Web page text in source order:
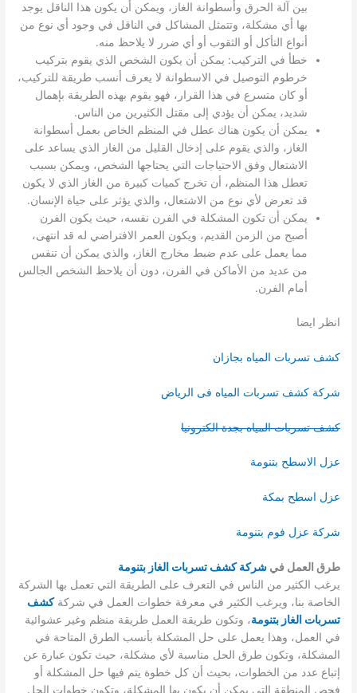
بين آلة الحرق وأسطوانة الغاز، ويمكن أن يكون هذا الناقل يوجد
بها أي مشكلة، وتتمثل المشاكل في الناقل في وجود أي نوع من
أنواع التأكل أو الثقوب أو أي ضرر لا يلاحظ منه.
خطأ في التركيب: يمكن أن يكون الشخص الذي يقوم بتركيب
خرطوم التوصيل في الاسطوانة لا يعرف أنسب طريقة للتركيب،
أو كان متسرع في هذا القرار، فهو يقوم بهذه الطريقة بإهمال
شديد، يمكن أن يؤدي إلى مقتل الكثيرين من الناس.
يمكن أن يكون هناك عطل في المنظم الخاص بعمل أسطوانة
الغاز، والذي يقوم على إدخال القليل من الغاز الذي يساعد على
الاشتعال وفق الاحتياجات التي يحتاجها الشخص، ويمكن بسبب
تعطل هذا المنظم، أن تخرج كميات كبيرة من الغاز الذي لا يكون
قد تعرض لأي نوع من الاشتعال، والذي يؤثر على حياة الإنسان.
يمكن أن تكون المشكلة في الفرن نفسه، حيث يكون الفرن
أصبح من الزمن القديم، ويكون العمر الافتراضي له قد انتهى،
مما يعمل على عدم ضبط مخارج الغاز، والذي يمكن أن تنفس
من عديد من الأماكن في الفرن، دون أن يلاحظ الشخص الجالس
أمام الفرن.
انظر ايضا
كشف تسربات المياه بجازان
شركة كشف تسربات المياه فى الرياض
كشف تسربات المياه بجدة الكترونيا
عزل الاسطح بتنومة
عزل اسطح بمكة
شركة عزل فوم بتنومة
طرق العمل فيشركة كشف تسربات الغاز بتنومة
يرغب الكثير من الناس في التعرف على الطريقة التي تعمل بها الشركة
الخاصة بنا، ويرغب الكثير في معرفة خطوات العمل في شركةكشف
تسربات الغاز بتنومة، وتكون طريقة العمل طريقة منظم وغير عشوائية
في العمل، وهذا يعمل على حل المشكلة بأنسب الطرق المتاحة في
المشكلة، وتكون طرق الحل مناسبة لأي مشكلة، حيث تكون عبارة عن
إتباع عدد من الخطوات، بحيث أن كل خطوة يتم فيها حل المشكلة أو
فحص المنطقة التي يمكن أن يكون بها المشكلة، وتكون خطوات الحل